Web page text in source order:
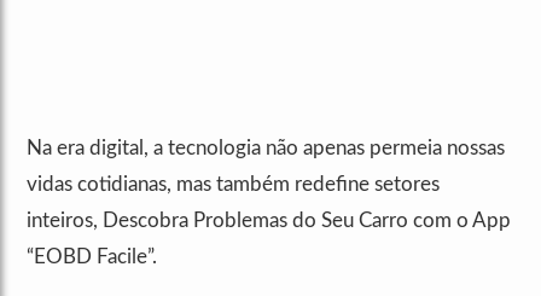
Na era digital, a tecnologia não apenas permeia nossas
vidas cotidianas, mas também redefine setores
inteiros, Descobra Problemas do Seu Carro com o App
“EOBD Facile”.